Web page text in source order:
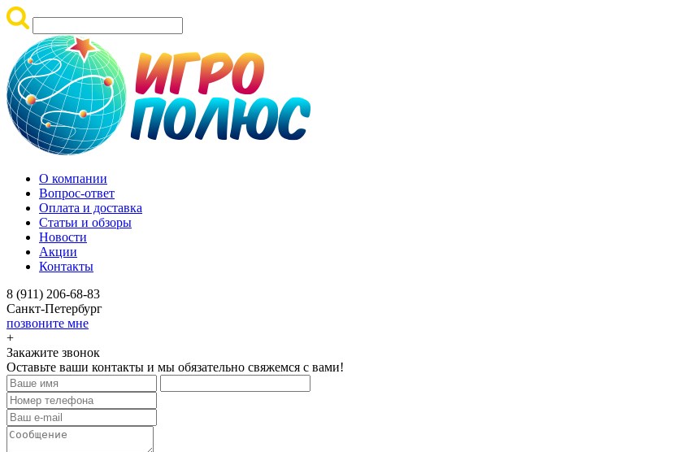
О компании
Вопрос-ответ
Оплата и доставка
Статьи и обзоры
Новости
Акции
Контакты
8 (911) 206-68-83
Санкт-Петербург
позвоните мне
+
Закажите звонок
Оставьте ваши контакты и мы обязательно свяжемся с вами!